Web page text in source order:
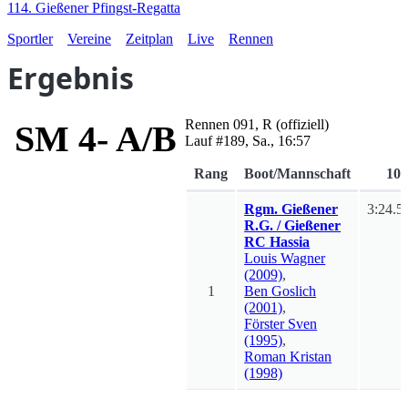
114. Gießener Pfingst-Regatta
Sportler
Vereine Zeitplan Live Rennen
Ergebnis
SM 4- A/B Rennen091 ,R (offiziell)
Lauf #189, Sa., 16:57
Rang Boot/Mannschaft
1
Rgm. Gießener
R.G. / Gießener
RC Hassia
Louis Wagner
(2009),
Ben Goslich
(2001),
Förster Sven
(1995),
Roman Kristan
(1998)